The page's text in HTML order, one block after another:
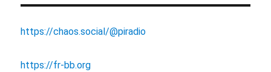
https://chaos.social/@piradio
https://fr-bb.org